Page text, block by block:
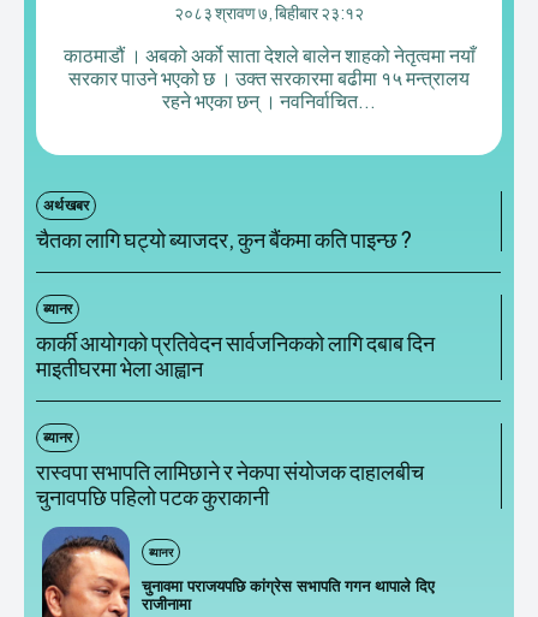
२०८३ श्रावण ७, बिहीबार २३:१२
काठमाडौं । अबको अर्को साता देशले बालेन शाहको नेतृत्वमा नयाँ
सरकार पाउने भएको छ । उक्त सरकारमा बढीमा १५ मन्त्रालय
रहने भएका छन् । नवनिर्वाचित...
अर्थ खबर
चैतका लागि घट्याे ब्याजदर, कुन बैंकमा कति पाइन्छ ?
ब्यानर
कार्की आयोगको प्रतिवेदन सार्वजनिकको लागि दबाब दिन
माइतीघरमा भेला आह्वान
ब्यानर
रास्वपा सभापति लामिछाने र नेकपा संयोजक दाहालबीच
चुनावपछि पहिलो पटक कुराकानी
ब्यानर
चुनावमा पराजयपछि कांग्रेस सभापति गगन थापाले दिए
राजीनामा